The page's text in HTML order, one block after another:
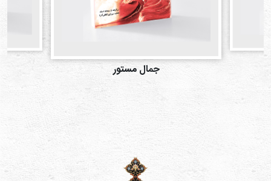
جمال مستور